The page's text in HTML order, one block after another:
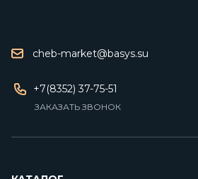
cheb-market@basys.su
+7(8352) 37-75-51
ЗАКАЗАТЬ ЗВОНОК